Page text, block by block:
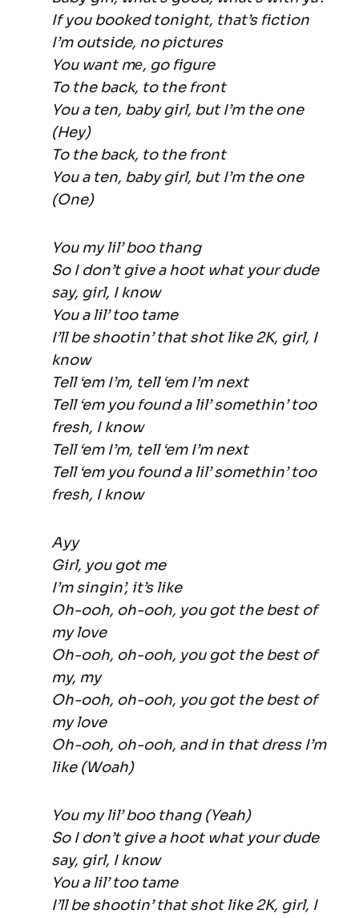
If you booked tonight, that’s fiction
I’m outside, no pictures
You want mе, go figure
To the back, to the front
You a ten, baby girl, but I’m the one
(Hey)
To the back, to the front
You a ten, baby girl, but I’m the one
(One)
You my lil’ boo thang
So I don’t give a hoot what your dude
say, girl, I know
You a lil’ too tame
I’ll be shootin’ that shot like 2K, girl, I
know
Tell ‘em I’m, tell ‘em I’m next
Tell ‘em you found a lil’ somethin’ too
fresh, I know
Tell ‘em I’m, tell ‘em I’m next
Tell ‘em you found a lil’ somethin’ too
fresh, I know
Ayy
Girl, you got me
I’m singin’, it’s like
Oh-ooh, oh-ooh, you got the best of
my love
Oh-ooh, oh-ooh, you got the best of
my, my
Oh-ooh, oh-ooh, you got the best of
my love
Oh-ooh, oh-ooh, and in that dress I’m
like (Woah)
You my lil’ boo thang (Yeah)
So I don’t give a hoot what your dude
say, girl, I know
You a lil’ too tame
I’ll be shootin’ that shot like 2K, girl, I